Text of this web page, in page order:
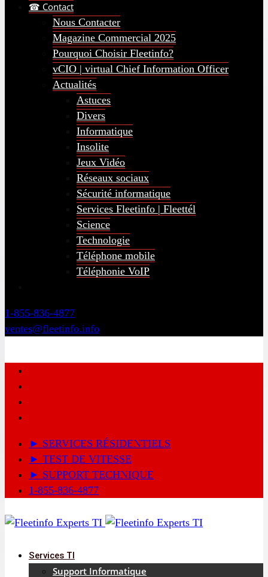
☎ Contact
Nous Contacter
Magazine Commercial 2025
Pourquoi Choisir Fleetinfo?
vCIO | virtual Chief Information Officer
Actualités
Astuces
Divers
Informatique
Insolite
Jeux Vidéo
Réseaux sociaux
Sécurité informatique
Services Fleetinfo | Fleettél
Science
Technologie
Téléphone mobile
Téléphonie VoIP
1-855-836-4877
ventes@fleetinfo.info
► SERVICES RÉSIDENTIELS
► TEST DE VITESSE
► SUPPORT TECHNIQUE
1-855-836-4877
Services TI
Support Informatique